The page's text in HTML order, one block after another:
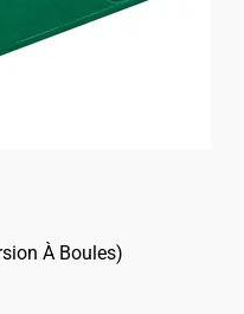
À Boules)